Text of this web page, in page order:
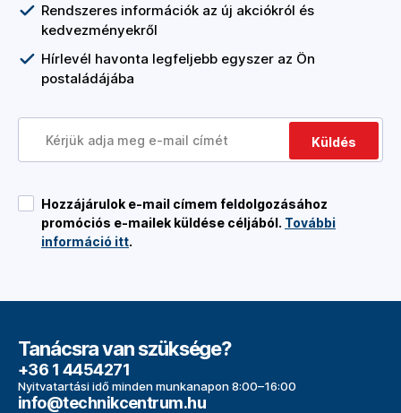
Rendszeres információk az új akciókról és
kedvezményekről
Hírlevél havonta legfeljebb egyszer az Ön
postaládájába
Küldés
Hozzájárulok e-mail címem feldolgozásához
promóciós e-mailek küldése céljából. További
információ itt.
Tanácsra van szüksége?
+36 1 4454271
Nyitvatartási idő minden munkanapon 8:00–16:00
info@technikcentrum.hu